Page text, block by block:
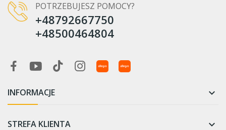
POTRZEBUJESZ POMOCY?
+48792667750
+48500464804
INFORMACJE 
STREFA KLIENTA 